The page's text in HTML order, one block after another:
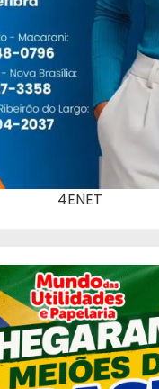
4ENET